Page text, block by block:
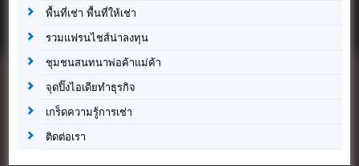
พื้นที่เช่า พื้นที่ให้เช่า
รวมแฟรนไชส์น่าลงทุน
ชุมชนสนทนาพ่อค้าแม่ค้า
จุดปิ๊งไอเดียทำธุรกิจ
เกร็ดความรู้การเช่า
ติดต่อเรา